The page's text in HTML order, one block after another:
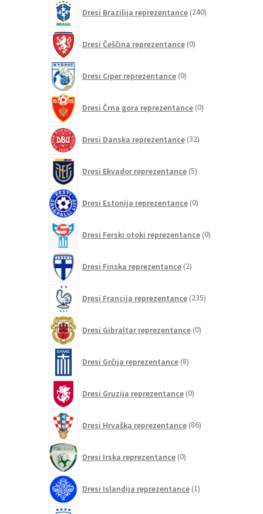
Dresi Brazilija reprezentance 240izdelkov
Dresi Češčina reprezentance 0izdelkov
Dresi Ciper reprezentance 0izdelkov
Dresi Črna gora reprezentance 0izdelkov
Dresi Danska reprezentance 32izdelkov
Dresi Ekvador reprezentance 5izdelkov
Dresi Estonija reprezentance 0izdelkov
Dresi Ferski otoki reprezentance 0izdelkov
Dresi Finska reprezentance 2izdelka
Dresi Francija reprezentance 235izdelkov
Dresi Gibraltar reprezentance 0izdelkov
Dresi Grčija reprezentance 8izdelkov
Dresi Gruzija reprezentance 0izdelkov
Dresi Hrvaška reprezentance 86izdelkov
Dresi Irska reprezentance 0izdelkov
Dresi Islandija reprezentance 1izdelek